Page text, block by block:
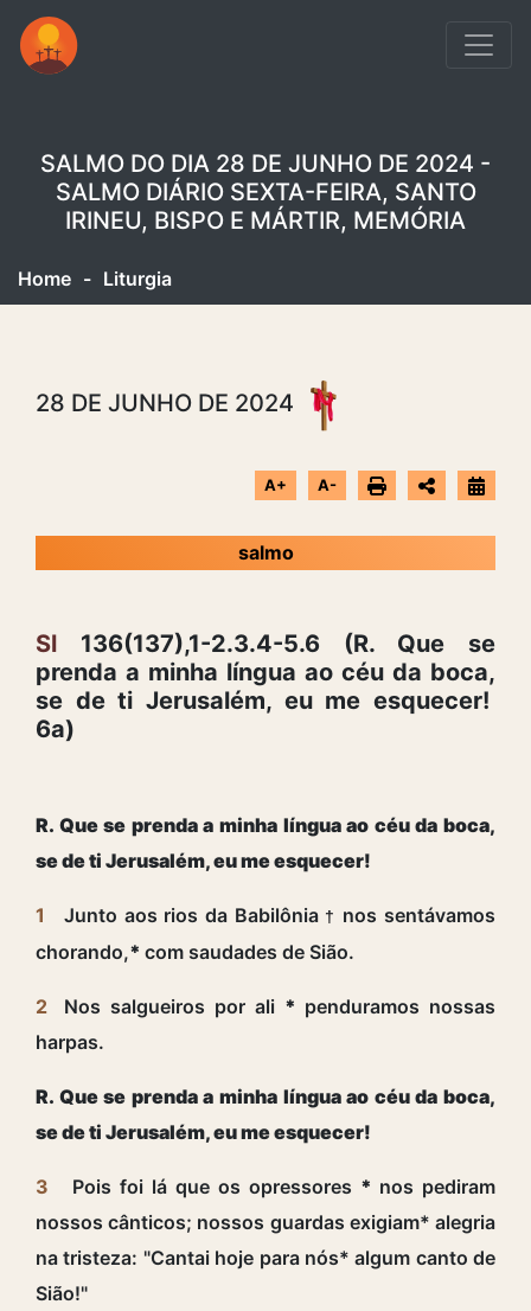
SALMO DO DIA 28 DE JUNHO DE 2024 -
SALMO DIÁRIO SEXTA-FEIRA, SANTO
IRINEU, BISPO E MÁRTIR, MEMÓRIA
Home - Liturgia
28 DE JUNHO DE 2024
A+ A-
salmo
Sl 136(137),1-2.3.4-5.6 (R. Que se
prenda a minha língua ao céu da boca,
se de ti Jerusalém, eu me esquecer!
6a)
R. Que se prenda a minha língua ao céu da boca,
se de ti Jerusalém, eu me esquecer!
1 Junto aos rios da Babilônia † nos sentávamos
chorando,* com saudades de Sião.
2 Nos salgueiros por ali * penduramos nossas
harpas.
R. Que se prenda a minha língua ao céu da boca,
se de ti Jerusalém, eu me esquecer!
3 Pois foi lá que os opressores * nos pediram
nossos cânticos; nossos guardas exigiam* alegria
na tristeza: "Cantai hoje para nós* algum canto de
Sião!"